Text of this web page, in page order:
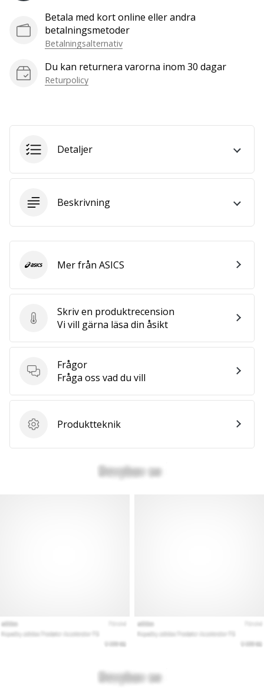
you
a
handball
like
us
Ambassador.
Visa
alla
Betala med kort online eller andra
betalningsmetoder
Betalningsalternativ
Du kan returnera varorna inom 30 dagar
Returpolicy
Detaljer
Beskrivning
Skriv en produktrecension
Skriv en produktrecension
Vi vill gärna läsa din åsikt
Frågor
Frågor
Fråga oss vad du vill
Produktteknik
Produktteknik
ASICSMer från ASICS